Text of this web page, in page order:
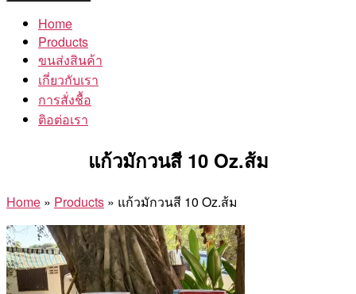
Home
Products
ขนส่งสินค้า
เกี่ยวกับเรา
การสั่งชื้อ
ติอต่อเรา
แก้วมักวนสี 10 Oz.ส้ม
Home » Products » แก้วมักวนสี 10 Oz.ส้ม